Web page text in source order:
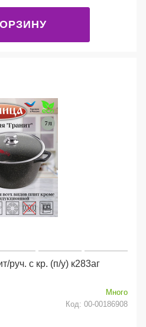
руч. с кр. (п/у) к283аг
Много
Код: 00-00186908